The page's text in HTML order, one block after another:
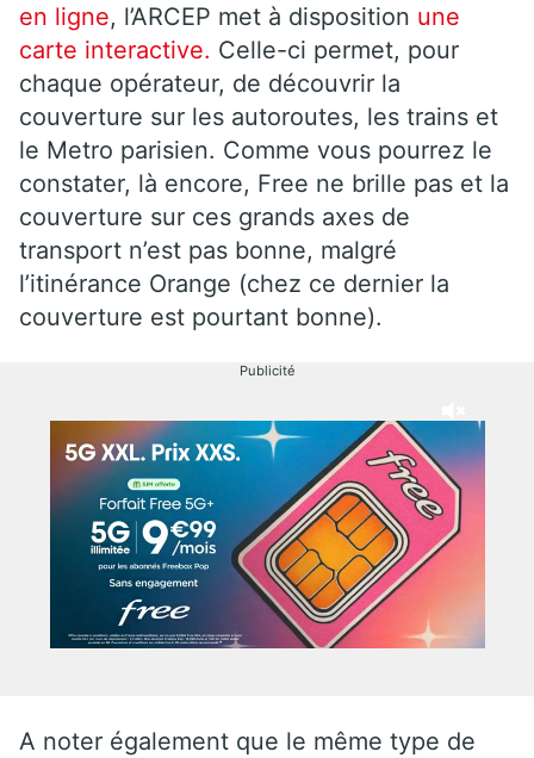
en ligne, l’ARCEP met à disposition une
carte interactive. Celle-ci permet, pour
chaque opérateur, de découvrir la
couverture sur les autoroutes, les trains et
le Metro parisien. Comme vous pourrez le
constater, là encore, Free ne brille pas et la
couverture sur ces grands axes de
transport n’est pas bonne, malgré
l’itinérance Orange (chez ce dernier la
couverture est pourtant bonne).
Publicité
A noter également que le même type de